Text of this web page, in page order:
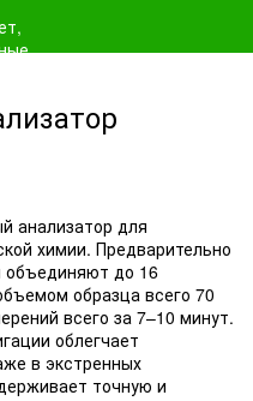
анализатор для
химии. Предварительно
объединяют до 16
образца всего 70
всего за 7–10 минут.
облегчает
в экстренных
точную и